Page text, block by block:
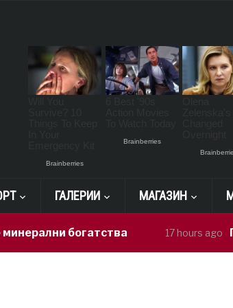
ГАЛЕРИИ МАГАЗИН
богатства 17 hours ago